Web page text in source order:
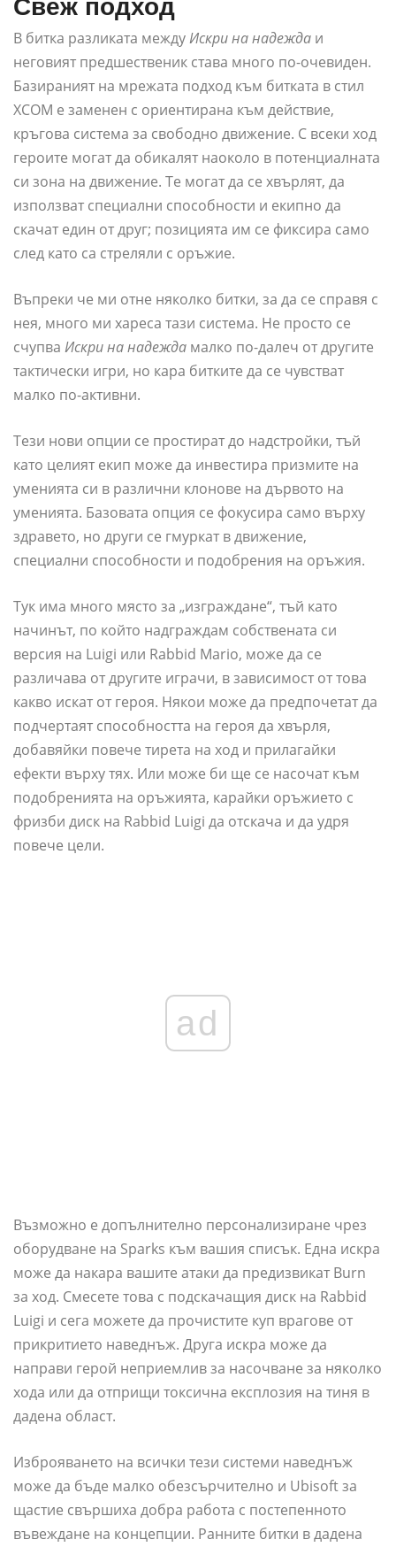
Свеж подход
В битка разликата междуИскри на надежда и
неговият предшественик става много по-очевиден.
Базираният на мрежата подход към битката в стил
XCOM е заменен с ориентирана към действие,
кръгова система за свободно движение. С всеки ход
героите могат да обикалят наоколо в потенциалната
си зона на движение. Те могат да се хвърлят, да
използват специални способности и екипно да
скачат един от друг; позицията им се фиксира само
след като са стреляли с оръжие.
Въпреки че ми отне няколко битки, за да се справя с
нея, много ми хареса тази система. Не просто се
счупва Искри на надежда малко по-далеч от другите
тактически игри, но кара битките да се чувстват
малко по-активни.
Тези нови опции се простират до надстройки, тъй
като целият екип може да инвестира призмите на
уменията си в различни клонове на дървото на
уменията. Базовата опция се фокусира само върху
здравето, но други се гмуркат в движение,
специални способности и подобрения на оръжия.
Тук има много място за „изграждане“, тъй като
начинът, по който надграждам собствената си
версия на Luigi или Rabbid Mario, може да се
различава от другите играчи, в зависимост от това
какво искат от героя. Някои може да предпочетат да
подчертаят способността на героя да хвърля,
добавяйки повече тирета на ход и прилагайки
ефекти върху тях. Или може би ще се насочат към
подобренията на оръжията, карайки оръжието с
фризби диск на Rabbid Luigi да отскача и да удря
повече цели.
ad
Възможно е допълнително персонализиране чрез
оборудване на Sparks към вашия списък. Една искра
може да накара вашите атаки да предизвикат Burn
за ход. Смесете това с подскачащия диск на Rabbid
Luigi и сега можете да прочистите куп врагове от
прикритието наведнъж. Друга искра може да
направи герой неприемлив за насочване за няколко
хода или да отприщи токсична експлозия на тиня в
дадена област.
Изброяването на всички тези системи наведнъж
може да бъде малко обезсърчително и Ubisoft за
щастие свършиха добра работа с постепенното
въвеждане на концепции. Ранните битки в дадена